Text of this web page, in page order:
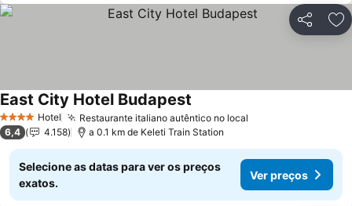
Partilhar
4 EstrelasHotel Restaurante italiano autêntico no local
East City Hotel Budapest
6,4 4.158 a 0.1 km de Keleti Train Station
Selecione as datas para ver os preços
exatos.
Ver preços